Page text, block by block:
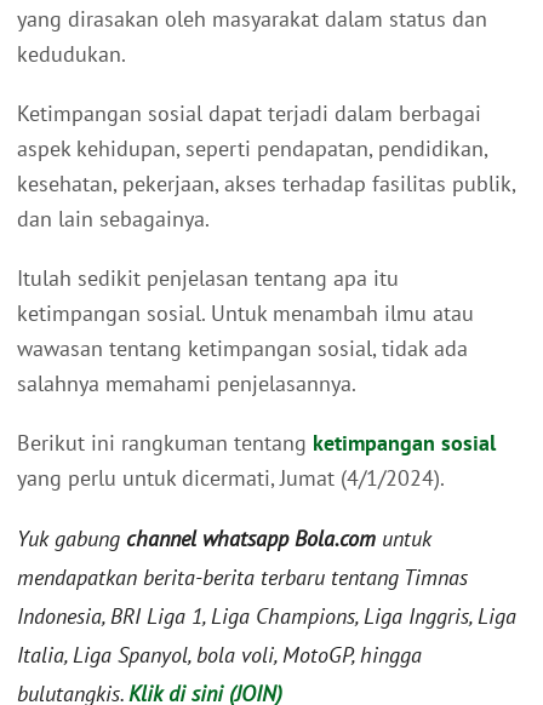
yang dirasakan oleh masyarakat dalam status dan
kedudukan.
Ketimpangan sosial dapat terjadi dalam berbagai
aspek kehidupan, seperti pendapatan, pendidikan,
kesehatan, pekerjaan, akses terhadap fasilitas publik,
dan lain sebagainya.
Itulah sedikit penjelasan tentang apa itu
ketimpangan sosial. Untuk menambah ilmu atau
wawasan tentang ketimpangan sosial, tidak ada
salahnya memahami penjelasannya.
Berikut ini rangkuman tentang ketimpangan sosial
yang perlu untuk dicermati, Jumat (4/1/2024).
Yuk gabung channel whatsapp Bola.com untuk
mendapatkan berita-berita terbaru tentang Timnas
Indonesia, BRI Liga 1, Liga Champions, Liga Inggris, Liga
Italia, Liga Spanyol, bola voli, MotoGP, hingga
bulutangkis.Klik di sini (JOIN)